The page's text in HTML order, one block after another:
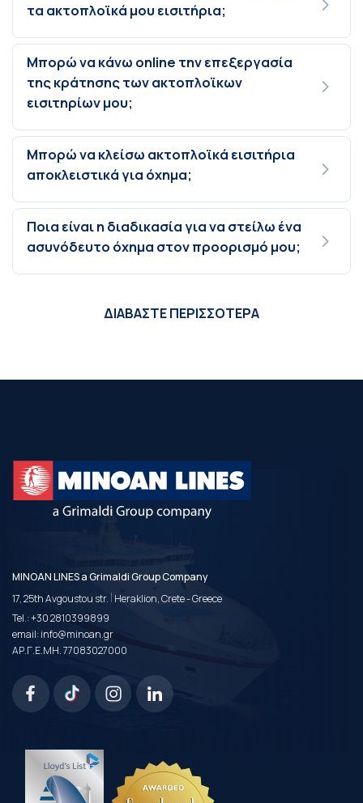
τα ακτοπλοϊκά μου εισιτήρια;
Μπορώ να κάνω online την επεξεργασία
της κράτησης των ακτοπλοϊκων
εισιτηρίων μου;
Μπορώ να κλείσω ακτοπλοϊκά εισιτήρια
αποκλειστικά για όχημα;
Ποια είναι η διαδικασία για να στείλω ένα
ασυνόδευτο όχημα στον προορισμό μου;
ΔΙΑΒΑΣΤΕ ΠΕΡΙΣΣΟΤΕΡΑ
MINOAN LINES a Grimaldi Group Company
17, 25th Avgoustou str. | Heraklion, Crete - Greece
Tel.:+30 2810399899
email:info@minoan.gr
ΑΡ.Γ.Ε.ΜΗ. 77083027000